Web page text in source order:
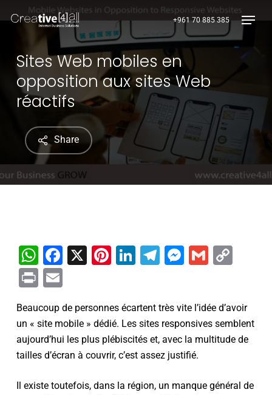
to
content
+961 70 885 385
Sites Web mobiles en
opposition aux sites Web
réactifs
Share
WhatsApp
Facebook
X Pinterest
LinkedIn
Telegram
Gmail
PrintEmail
Beaucoup de personnes écartent très vite l’idée d’avoir
un « site mobile » dédié. Les sites responsives semblent
aujourd’hui les plus plébiscités et, avec la multitude de
tailles d’écran à couvrir, c’est assez justifié.
Il existe toutefois, dans la région, un manque général de